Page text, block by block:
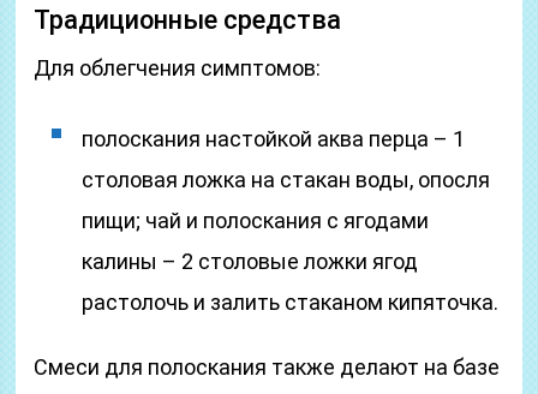
Традиционные средства
Для облегчения симптомов:
полоскания настойкой аква перца – 1
столовая ложка на стакан воды, опосля
пищи; чай и полоскания с ягодами
калины – 2 столовые ложки ягод
растолочь и залить стаканом кипяточка.
Смеси для полоскания также делают на базе